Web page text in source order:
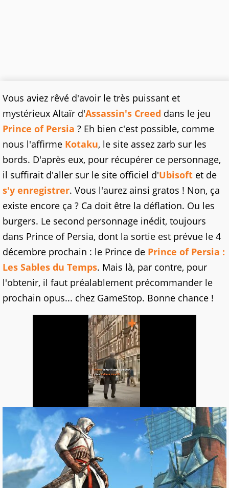
Vous aviez rêvé d'avoir le très puissant et
mystérieux Altaïr d'Assassin's Creed dans le jeu
Prince of Persia ? Eh bien c'est possible, comme
nous l'affirme Kotaku, le site assez zarb sur les
bords. D'après eux, pour récupérer ce personnage,
il suffirait d'aller sur le site officiel d'Ubisoft et de
s'y enregistrer. Vous l'aurez ainsi gratos ! Non, ça
existe encore ça ? Ca doit être la déflation. Ou les
burgers. Le second personnage inédit, toujours
dans Prince of Persia, dont la sortie est prévue le 4
décembre prochain : le Prince de Prince of Persia :
Les Sables du Temps. Mais là, par contre, pour
l'obtenir, il faut préalablement précommander le
prochain opus... chez GameStop. Bonne chance !